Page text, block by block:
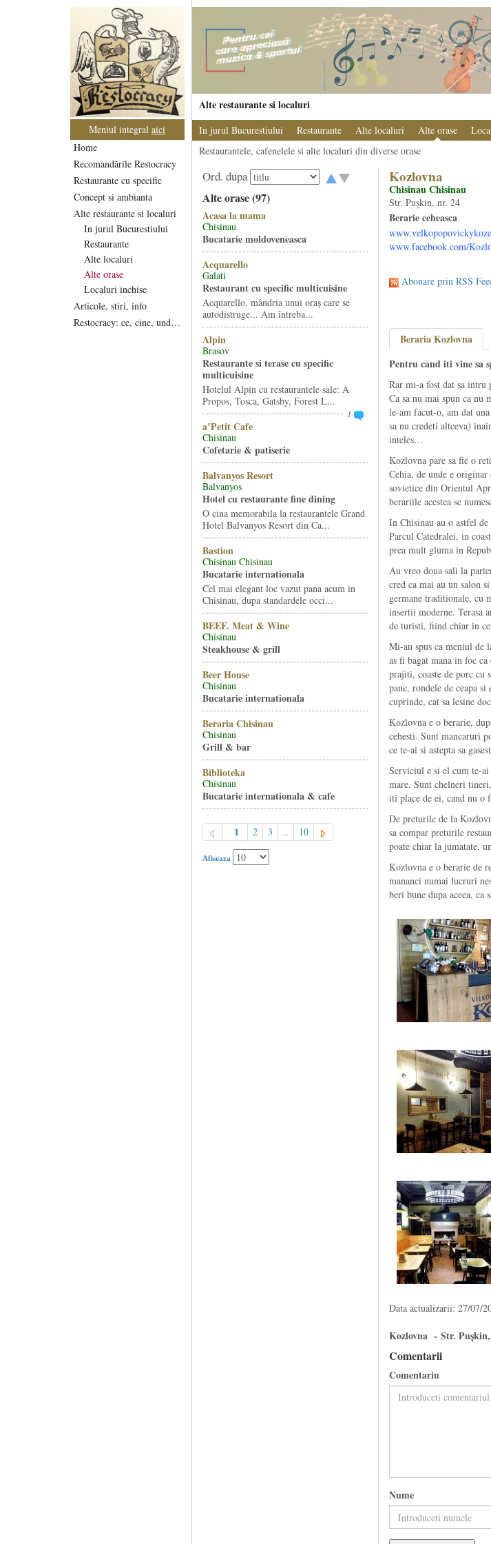
Meniul integralaici
Home
Recomandările Restocracy
Restaurante cu specific
Concept si ambianta
Alte restaurante si localuri
In jurul Bucurestiului
Restaurante
Alte localuri
Alte orase
Localuri inchise
Articole, stiri, info
Restocracy: ce, cine, unde...
Alte restaurante si localuri
In jurul Bucurestiului Restaurante Alte localuri Alte orase
Restaurantele, cafenelele si alte localuri din diverse orase
Ord. dupa
Alte orase (97)
Acasa la mama
Chisinau
Bucatarie moldoveneasca
Acquarello
Galati
Restaurant cu specific multicuisine
Acquarello, mândria unui oraș care se
autodistruge... Am întreba...
Alpin
Brasov
Restaurante si terase cu specific
multicuisine
Hotelul Alpin cu restaurantele sale: A
Propos, Tosca, Gatsby, Forest L...
1
aʼPetit Cafe
Chisinau
Cofetarie & patiserie
Balvanyos Resort
Balvanyos
Hotel cu restaurante fine dining
O cina memorabila la restaurantele Grand
Hotel Balvanyos Resort din Ca...
Bastion
Chisinau Chisinau
Bucatarie internationala
Cel mai elegant loc vazut pana acum in
Chisinau, dupa standardele occi...
BEEF. Meat & Wine
Chisinau
Steakhouse & grill
Beer House
Chisinau
Bucatarie internationala
Beraria Chisinau
Chisinau
Grill & bar
Biblioteka
Chisinau
Bucatarie internationala & cafe
1 2 3 .. 10
Afiseaza
Kozlovna
Chisinau Chisinau
Str. Pușkin, nr. 24
Berarie ceheasca
www.facebook.com/
Abonare prin RSS
Beraria Kozlovna
Pentru cand iti vine sa
Rar mi-a fost dat sa intru
Ca sa nu mai spun ca nu
le-am facut-o, am dat
sa nu credeti altceva)
inteles…
Kozlovna pare sa fie o
Cehia, de unde e
sovietice din Orientul
berariile acestea se
In Chisinau au o astfel
Parcul Catedralei, in
prea mult gluma in
Au vreo doua sali la
cred ca mai au un salon
germane traditionale, cu
insertii moderne. Terasa
de turisti, fiind chiar in
Mi-au spus ca meniul de
as fi bagat mana in foc
prajiti, coaste de porc cu
pane, rondele de ceapa
cuprinde, cat sa lesine
Kozlovna e o berarie,
cehesti. Sunt mancaruri
ce te-ai si astepta sa
Serviciul e si el cum te-
mare. Sunt chelneri
iti place de ei, cand nu o
De preturile de la
sa compar preturile
poate chiar la jumatate,
Kozlovna e o berarie de
mananci numai lucruri
beri bune dupa aceea, ca
Data actualizarii: 27/07/
Kozlovna - Str.
Comentarii
Comentariu
Nume